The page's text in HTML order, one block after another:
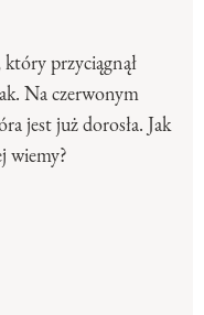
przyciągnął
Na czerwonym
jest już dorosła. Jak
wiemy?